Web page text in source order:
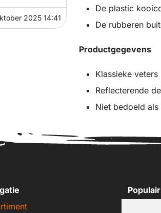
2025 14:41
De plastic
De rubberen
Productgegevens
Klassieke veters
Reflecterende
Niet bedoeld als
Populair